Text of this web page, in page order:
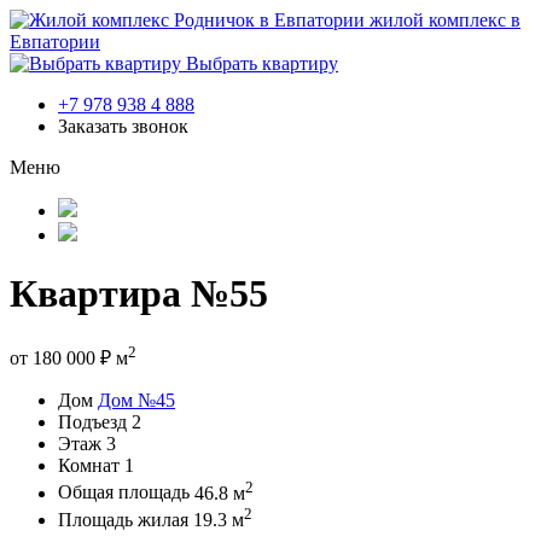
жилой комплекс в
Евпатории
Выбрать квартиру
+7 978 938 4 888
Заказать звонок
Меню
Квартира №55
от 180 000 ₽ м2
Дом Дом №45
Подъезд 2
Этаж 3
Комнат 1
Общая площадь 46.8 м2
Площадь жилая 19.3 м2